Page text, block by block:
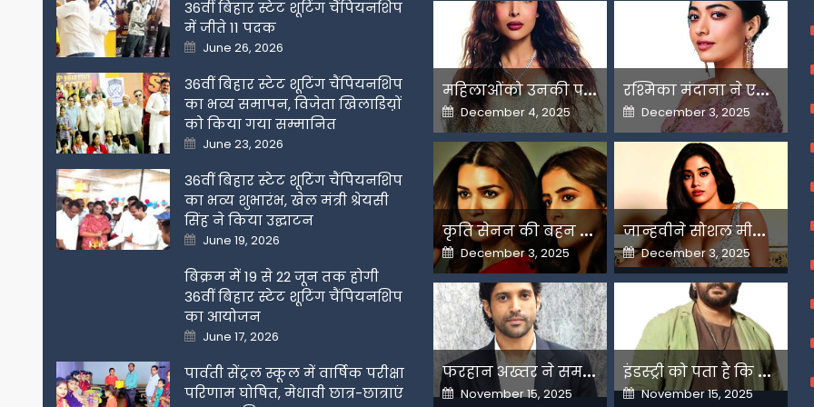
36वीं बिहार स्टेट शूटिंग चैंपियनशिप
में जीते 11 पदक
Posted
on
June 26, 2026
36वीं बिहार स्टेट शूटिंग चैंपियनशिप
का भव्य समापन, विजेता खिलाडिय़ों
को किया गया सम्मानित
Posted
on
June 23, 2026
36वीं बिहार स्टेट शूटिंग चैंपियनशिप
का भव्य शुभारंभ, खेल मंत्री श्रेयसी
सिंह ने किया उद्घाटन
Posted
on
June 19, 2026
बिक्रम में 19 से 22 जून तक होगी
36वीं बिहार स्टेट शूटिंग चैंपियनशिप
का आयोजन
Posted
on
June 17, 2026
पार्वती सेंट्रल स्कूल में वार्षिक परीक्षा
परिणाम घोषित, मेधावी छात्र-छात्राएं
म
हिलाओंको उनकी पसंद के लिए उन्हें जज किया जाता है-मलाइका
Posted
on
December 4, 2025
र
श्मिका मंदाना ने एआई के बढ़ते दुरुपयोग पर जतायी नाराजगी
Posted
on
December 3, 2025
क
ृति सेनन की बहन नूपुर अगले महीने करेंगी डेस्टिनेशन मैरिज
Posted
on
December 3, 2025
ज
ान्हवीने सोशल मीडियापर उठाये सवाल
Posted
on
December 3, 2025
फ
रहान अख्तर ने समझाया देशभक्ति और अंधभक्ति का फर्क
Posted
on
November 15, 2025
इ
ंडस्ट्री को पता है कि मैं कहीं नहीं जाने वाला-अरशद वारसी
Posted
on
November 15, 2025